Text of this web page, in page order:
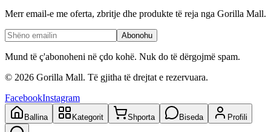
Merr email-e me oferta, zbritje dhe produkte të reja nga Gorilla Mall.
Abonohu
Mund të ç'abonoheni në çdo kohë. Nuk do të dërgojmë spam.
© 2026 Gorilla Mall. Të gjitha të drejtat e rezervuara.
FacebookInstagram
Ballina Kategorit Shporta Biseda Profili